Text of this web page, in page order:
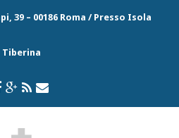
39 – 00186 Roma / Presso Isola
Tiberina